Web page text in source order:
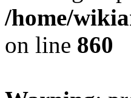
/home/
on line 860